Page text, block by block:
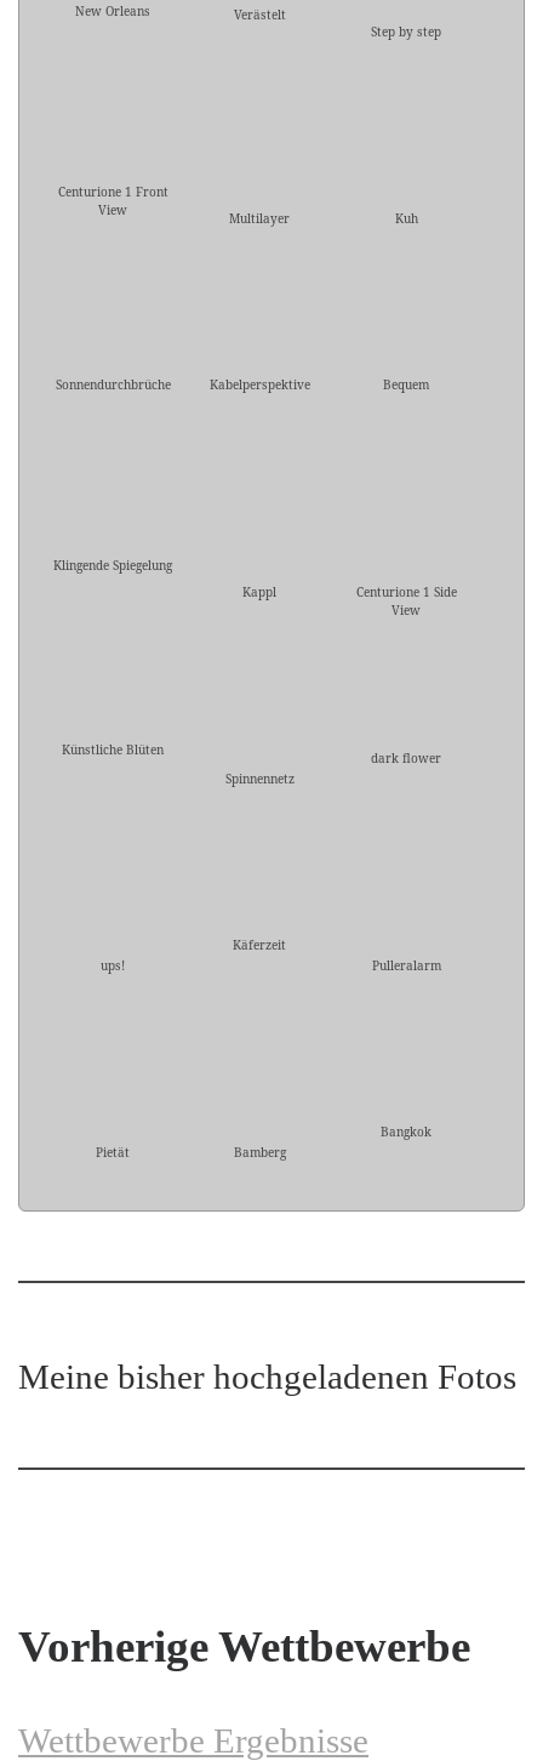
New Orleans
Verästelt
Step by step
Centurione 1 Front
View
Multilayer Kuh
Sonnendurchbrüche Kabelperspektive Bequem
Klingende Spiegelung
Kappl
Centurione 1 Side
View
Künstliche Blüten
Spinnennetz
dark flower
ups!
Käferzeit
Pulleralarm
Pietät Bamberg
Bangkok
Meine bisher hochgeladenen Fotos
Vorherige Wettbewerbe
Wettbewerbe Ergebnisse